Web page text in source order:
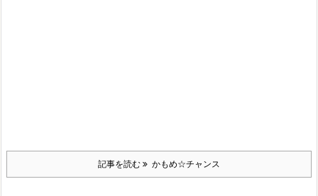
記事を読む かもめ☆チャンス